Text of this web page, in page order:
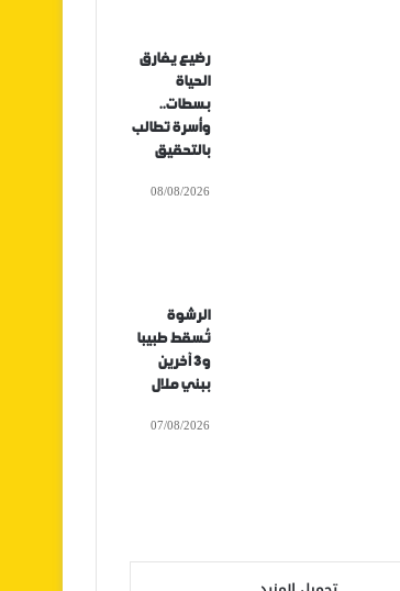
رضيع يفارق
الحياة
بسطات..
وأسرة تطالب
بالتحقيق
08/08/2026
الرشوة
تُسقط طبيبا
و3 آخرين
ببني ملال
07/08/2026